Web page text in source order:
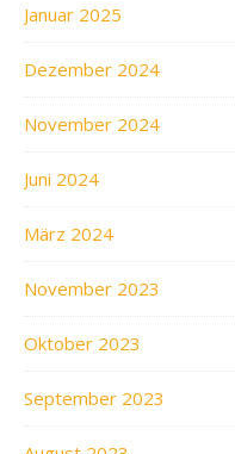
Januar 2025
Dezember 2024
November 2024
Juni 2024
März 2024
November 2023
Oktober 2023
September 2023